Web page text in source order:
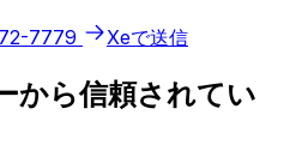
7779 Xeで送信
から信頼されてい